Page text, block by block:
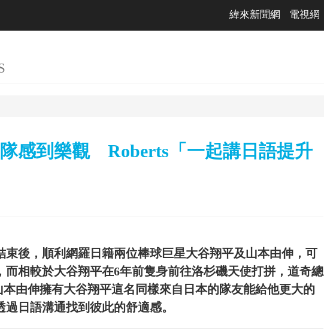
緯來新聞網 電視網
感到樂觀 Roberts「一起講日語提升
束後，順利網羅日籍兩位棒球巨星大谷翔平及山本由伸，可
而相較於大谷翔平在6年前隻身前往洛杉磯天使打拼，道奇總
本由伸擁有大谷翔平這名同樣來自日本的隊友能給他更大的
日語溝通找到彼此的舒適感。